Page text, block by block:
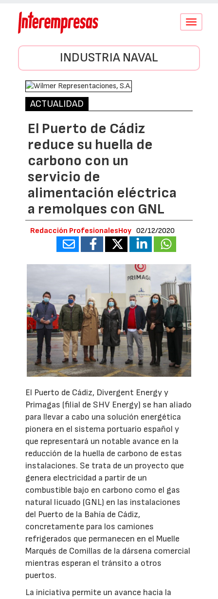
Conmutar
INDUSTRIA NAVAL
ACTUALIDAD
El Puerto de Cádiz
reduce su huella de
carbono con un
servicio de
alimentación eléctrica
a remolques con GNL
Redacción ProfesionalesHoy 02/12/2020
El Puerto de Cádiz, Divergent Energy y
Primagas (filial de SHV Energy) se han aliado
para llevar a cabo una solución energética
pionera en el sistema portuario español y
que representará un notable avance en la
reducción de la huella de carbono de estas
instalaciones. Se trata de un proyecto que
genera electricidad a partir de un
combustible bajo en carbono como el gas
natural licuado (GNL) en las instalaciones
del Puerto de la Bahía de Cádiz,
concretamente para los camiones
refrigerados que permanecen en el Muelle
Marqués de Comillas de la dársena comercial
mientras esperan el tránsito a otros
puertos.
La iniciativa permite un avance hacia la